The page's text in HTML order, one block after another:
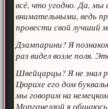
всё, что угодно. Да, мы
внимательными, ведь
провести свой лучший
Дзампарини? Я
раз видел возле поля.
Швейцарцы? Я не знал
Цюрихе его дом
мы говорим на
Морганеллой я